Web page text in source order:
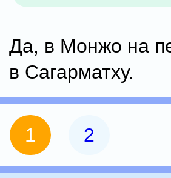
Да, в Монжо на
в Сагарматху.
1 2